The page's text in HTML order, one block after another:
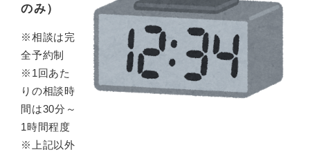
のみ）
※相談は完
全予約制
※1回あた
りの相談時
間は30分～
1時間程度
※上記以外